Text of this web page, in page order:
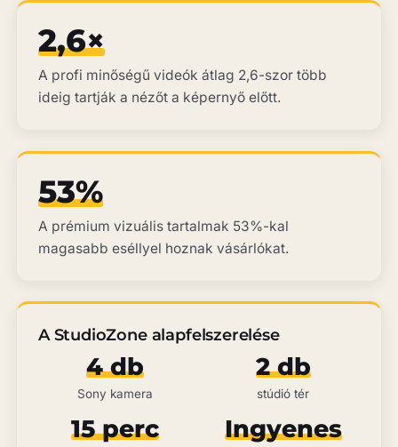
2,6×
A profi minőségű videók átlag 2,6-szor több
ideig tartják a nézőt a képernyő előtt.
53%
A prémium vizuális tartalmak 53%-kal
magasabb eséllyel hoznak vásárlókat.
A StudioZone alapfelszerelése
4 db
Sony kamera
2 db
stúdió tér
15 perc Ingyenes